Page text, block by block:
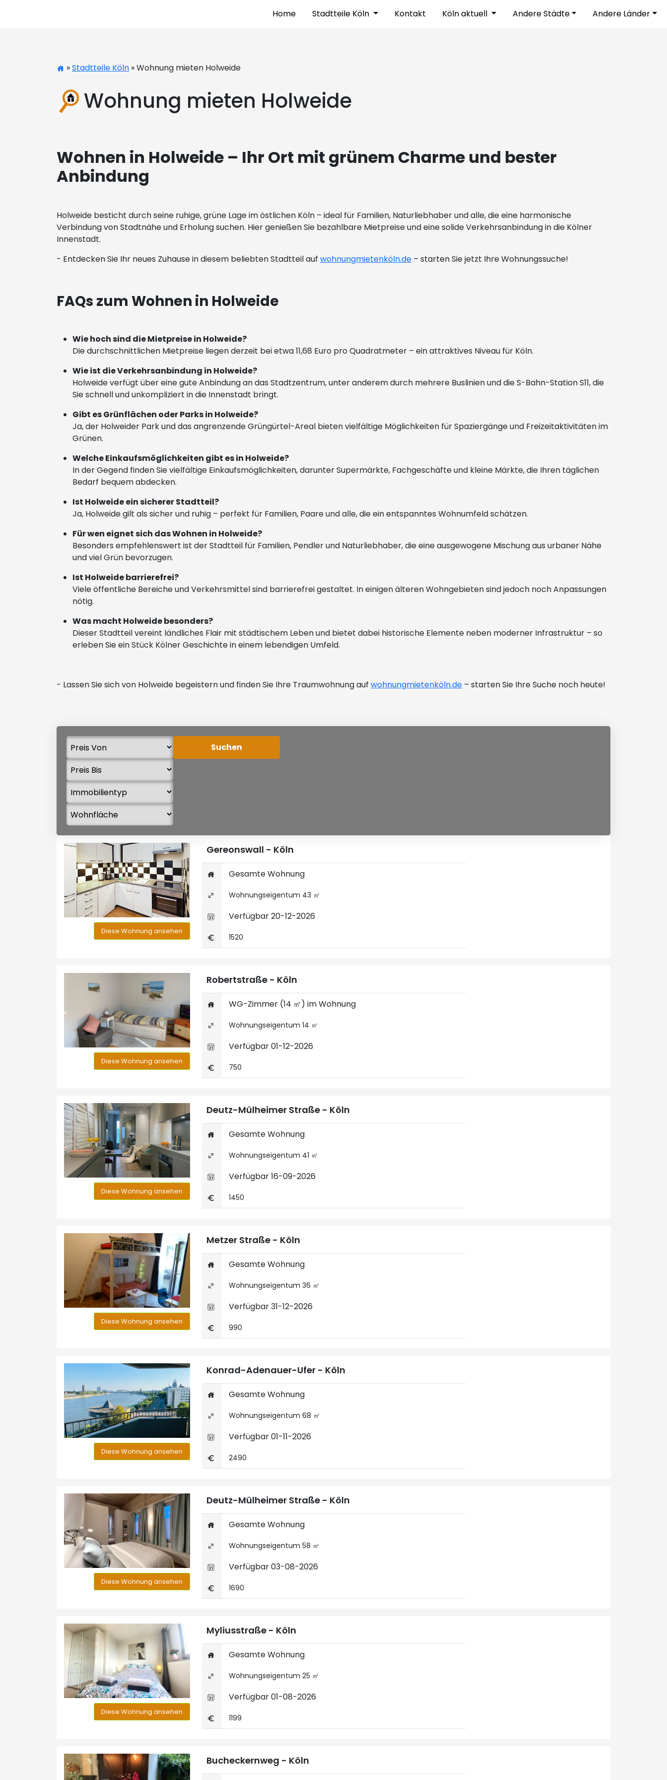
Home Stadtteile Köln Kontakt Köln aktuell Andere Städte Andere Länder
»Stadtteile Köln » Wohnung mieten Holweide
Wohnung mieten Holweide
Wohnen in Holweide – Ihr Ort mit grünem Charme und bester
Anbindung
Holweide besticht durch seine ruhige, grüne Lage im östlichen Köln – ideal für Familien, Naturliebhaber und alle, die eine harmonische
Verbindung von Stadtnähe und Erholung suchen. Hier genießen Sie bezahlbare Mietpreise und eine solide Verkehrsanbindung in die Kölner
Innenstadt.
- Entdecken Sie Ihr neues Zuhause in diesem beliebten Stadtteil auf wohnungmietenköln.de – starten Sie jetzt Ihre Wohnungssuche!
FAQs zum Wohnen in Holweide
Wie hoch sind die Mietpreise in Holweide?
Die durchschnittlichen Mietpreise liegen derzeit bei etwa 11,68 Euro pro Quadratmeter – ein attraktives Niveau für Köln.
Wie ist die Verkehrsanbindung in Holweide?
Holweide verfügt über eine gute Anbindung an das Stadtzentrum, unter anderem durch mehrere Buslinien und die S-Bahn-Station S11, die
Sie schnell und unkompliziert in die Innenstadt bringt.
Gibt es Grünflächen oder Parks in Holweide?
Ja, der Holweider Park und das angrenzende Grüngürtel-Areal bieten vielfältige Möglichkeiten für Spaziergänge und Freizeitaktivitäten im
Grünen.
Welche Einkaufsmöglichkeiten gibt es in Holweide?
In der Gegend finden Sie vielfältige Einkaufsmöglichkeiten, darunter Supermärkte, Fachgeschäfte und kleine Märkte, die Ihren täglichen
Bedarf bequem abdecken.
Ist Holweide ein sicherer Stadtteil?
Ja, Holweide gilt als sicher und ruhig – perfekt für Familien, Paare und alle, die ein entspanntes Wohnumfeld schätzen.
Für wen eignet sich das Wohnen in Holweide?
Besonders empfehlenswert ist der Stadtteil für Familien, Pendler und Naturliebhaber, die eine ausgewogene Mischung aus urbaner Nähe
und viel Grün bevorzugen.
Ist Holweide barrierefrei?
Viele öffentliche Bereiche und Verkehrsmittel sind barrierefrei gestaltet. In einigen älteren Wohngebieten sind jedoch noch Anpassungen
nötig.
Was macht Holweide besonders?
Dieser Stadtteil vereint ländliches Flair mit städtischem Leben und bietet dabei historische Elemente neben moderner Infrastruktur – so
erleben Sie ein Stück Kölner Geschichte in einem lebendigen Umfeld.
- Lassen Sie sich von Holweide begeistern und finden Sie Ihre Traumwohnung auf wohnungmietenköln.de – starten Sie Ihre Suche noch heute!
Diese Wohnung ansehen
Gereonswall - Köln
Gesamte Wohnung
Wohnungseigentum 43 ㎡
Verfügbar 20-12-2026
1520
Diese Wohnung ansehen
Robertstraße - Köln
WG-Zimmer (14 ㎡) im Wohnung
Wohnungseigentum 14 ㎡
Verfügbar 01-12-2026
750
Diese Wohnung ansehen
Deutz-Mülheimer Straße - Köln
Gesamte Wohnung
Wohnungseigentum 41 ㎡
Verfügbar 16-09-2026
1450
Diese Wohnung ansehen
Metzer Straße - Köln
Gesamte Wohnung
Wohnungseigentum 36 ㎡
Verfügbar 31-12-2026
990
Diese Wohnung ansehen
Konrad-Adenauer-Ufer - Köln
Gesamte Wohnung
Wohnungseigentum 68 ㎡
Verfügbar 01-11-2026
2490
Diese Wohnung ansehen
Deutz-Mülheimer Straße - Köln
Gesamte Wohnung
Wohnungseigentum 58 ㎡
Verfügbar 03-08-2026
1690
Diese Wohnung ansehen
Myliusstraße - Köln
Gesamte Wohnung
Wohnungseigentum 25 ㎡
Verfügbar 01-08-2026
1199
Bucheckernweg - Köln